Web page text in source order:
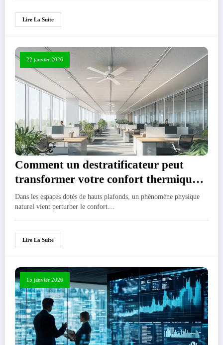
Lire La Suite
22 janvier 2026
Comment un destratificateur peut
transformer votre confort thermique
et réduire vos factures énergétiques
Dans les espaces dotés de hauts plafonds, un phénomène physique
naturel vient perturber le confort…
Lire La Suite
15 janvier 2026